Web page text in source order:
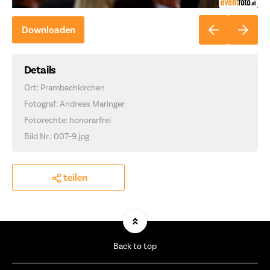
Downloaden
Details
Ort: Prambachkirchen
Fotograf: Andreas Maringer
Fotorechte: honorarfrei
Bild Nr.: 007-9.jpg
teilen
Back to top